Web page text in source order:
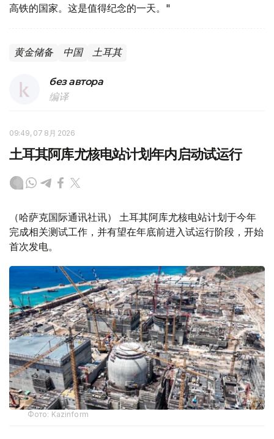
高铁的国家。这是值得纪念的一天。"
黄金储备 中国 土耳其
без автора
编译
09:49, 07 8月 2026
土耳其阿库尤核电站计划年内启动试运行
（哈萨克国际通讯社讯） 土耳其阿库尤核电站计划于今年
完成相关测试工作，并有望在年底前进入试运行阶段，开始
首次发电。
Фото: Kazinform